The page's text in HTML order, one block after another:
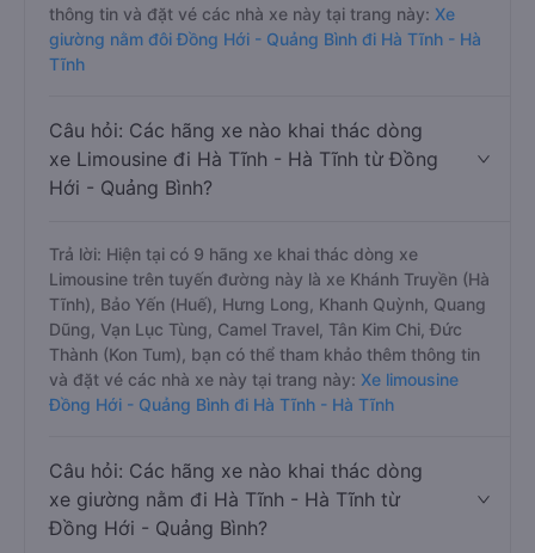
thông tin và đặt vé các nhà xe này tại trang này: Xe
giường nằm đôi Đồng Hới - Quảng Bình đi Hà Tĩnh - Hà
Tĩnh
Câu hỏi: Các hãng xe nào khai thác dòng
xe Limousine đi Hà Tĩnh - Hà Tĩnh từ Đồng
Hới - Quảng Bình?
Trả lời: Hiện tại có 9 hãng xe khai thác dòng xe
Limousine trên tuyến đường này là xe Khánh Truyền (Hà
Tĩnh), Bảo Yến (Huế), Hưng Long, Khanh Quỳnh, Quang
Dũng, Vạn Lục Tùng, Camel Travel, Tân Kim Chi, Đức
Thành (Kon Tum), bạn có thể tham khảo thêm thông tin
và đặt vé các nhà xe này tại trang này: Xe limousine
Đồng Hới - Quảng Bình đi Hà Tĩnh - Hà Tĩnh
Câu hỏi: Các hãng xe nào khai thác dòng
xe giường nằm đi Hà Tĩnh - Hà Tĩnh từ
Đồng Hới - Quảng Bình?